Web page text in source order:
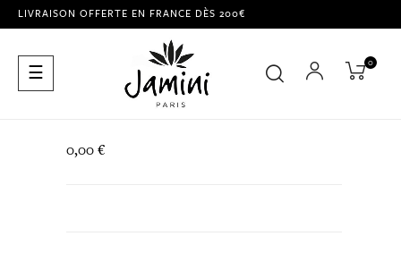
LIVRAISON OFFERTE EN FRANCE DÈS 200€
Basculer
la
☰ 0
0,00 €